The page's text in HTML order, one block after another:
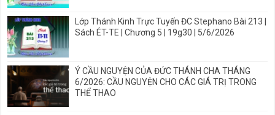
Lớp Thánh Kinh Trực Tuyến ĐC Stephano Bài 213 |
Sách ÉT-TE | Chương 5 | 19g30 | 5/6/2026
Ý CẦU NGUYỆN CỦA ĐỨC THÁNH CHA THÁNG
6/2026: CẦU NGUYỆN CHO CÁC GIÁ TRỊ TRONG
THỂ THAO